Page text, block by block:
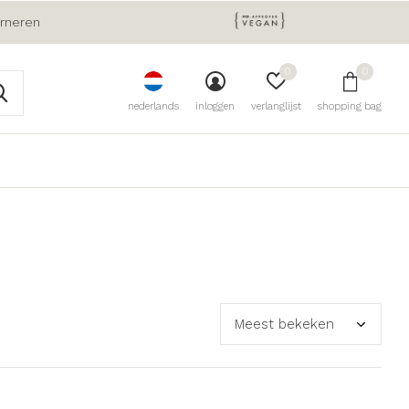
nederlands inloggen verlanglijst
0
shopping bag
0